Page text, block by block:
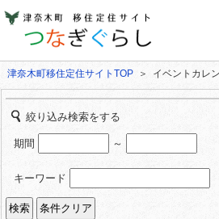
津奈木町移住定住サイトTOP ＞ イベントカレ
絞り込み検索をする
期間 ～
キーワード